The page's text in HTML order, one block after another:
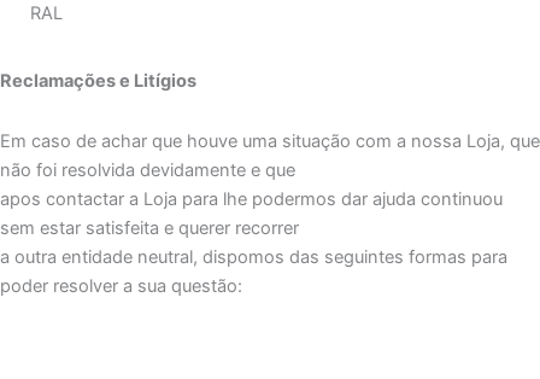
RAL
Reclamações e Litígios
Em caso de achar que houve uma situação com a nossa Loja, que
não foi resolvida devidamente e que
apos contactar a Loja para lhe podermos dar ajuda continuou
sem estar satisfeita e querer recorrer
a outra entidade neutral, dispomos das seguintes formas para
poder resolver a sua questão: